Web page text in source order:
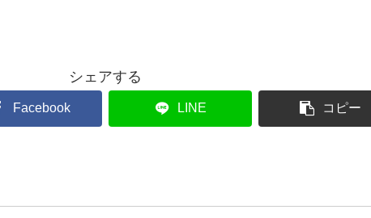
シェアする
Facebook LINE コピー